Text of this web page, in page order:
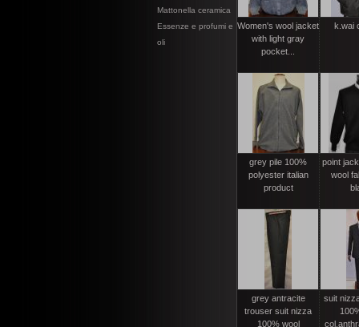
Mattonella ceramica
Essenze e profumi e
oli
Women's wool jacket
with light gray
pocket...
k.wai
grey pile 100%
polyester italian
product
point
wool
grey antracite
trouser suit nizza
100% wool
suit